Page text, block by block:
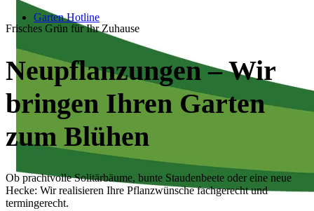
Garten Hotline
Frisches Grün für Ihr Zuhause
Neupflanzungen – Wir
bringen Ihren Garten
zum Blühen
Ob prachtvolle Solitärbäume, bunte Staudenbeete oder eine neue
Hecke: Wir realisieren Ihre Pflanzwünsche fachgerecht und
termingerecht.